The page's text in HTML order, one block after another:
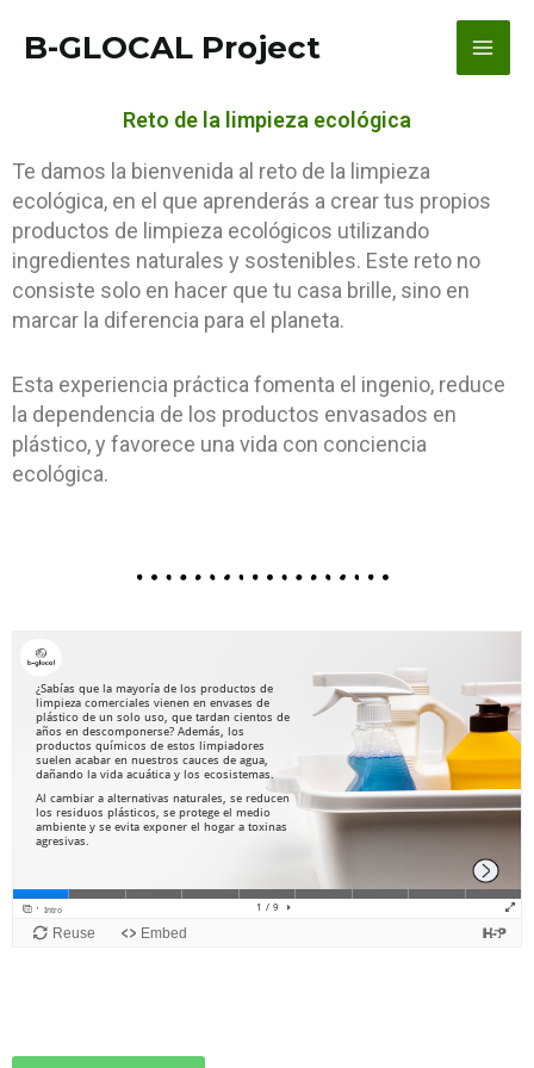
B-GLOCAL Project
Main
Reto de la limpieza ecológica
Te damos la bienvenida al reto de la limpieza
ecológica, en el que aprenderás a crear tus propios
productos de limpieza ecológicos utilizando
ingredientes naturales y sostenibles. Este reto no
consiste solo en hacer que tu casa brille, sino en
marcar la diferencia para el planeta.
Esta experiencia práctica fomenta el ingenio, reduce
la dependencia de los productos envasados en
plástico, y favorece una vida con conciencia
ecológica.